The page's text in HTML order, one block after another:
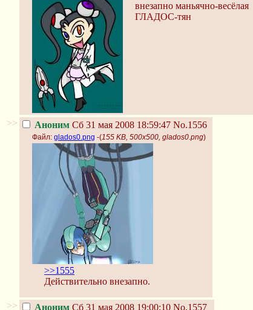
внезапно маньячно-весёлая
ГЛАДОС-тян
>> Аноним Сб 31 мая 2008 18:59:47 No.1556
Файл: glados0.png -(155 KB, 500x500, glados0.png)
>>1555
Действительно внезапно.
>> Аноним Сб 31 мая 2008 19:00:10 No.1557